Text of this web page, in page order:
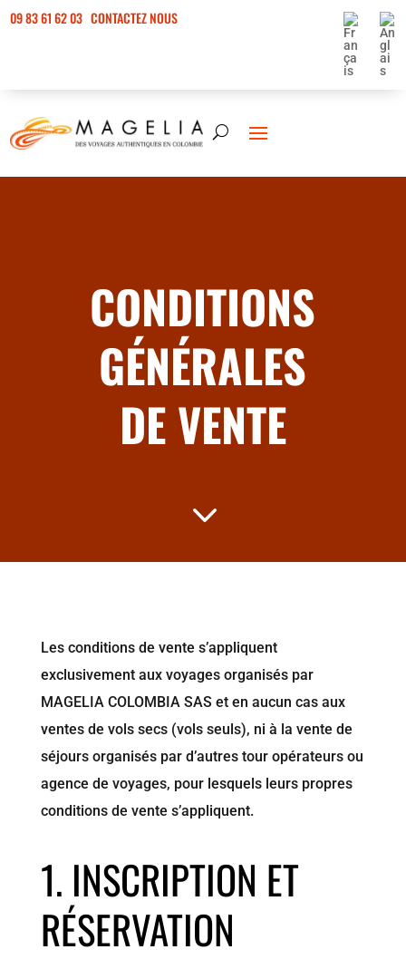
09 83 61 62 03 CONTACTEZ NOUS
CONDITIONS
GÉNÉRALES
DE VENTE
3
Les conditions de vente s’appliquent
exclusivement aux voyages organisés par
MAGELIA COLOMBIA SAS et en aucun cas aux
ventes de vols secs (vols seuls), ni à la vente de
séjours organisés par d’autres tour opérateurs ou
agence de voyages, pour lesquels leurs propres
conditions de vente s’appliquent.
1. INSCRIPTION ET
RÉSERVATION